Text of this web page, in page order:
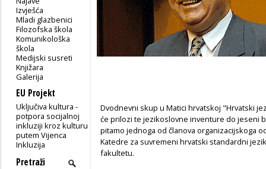
Izvješća
Mladi glazbenici
Filozofska škola
Komunikološka
škola
Medijski susreti
Knjižara
Galerija
EU Projekt
Uključiva kultura -
potpora socijalnoj
inkluziji kroz kulturu
putem Vijenca
Inkluzija
Dvodnevni skup u Matici hrvatskoj "Hrvatski
će prilozi te jezikoslovne inventure do jeseni
pitamo jednoga od članova organizacijskoga
Katedre za suvremeni hrvatski standardni
fakultetu.